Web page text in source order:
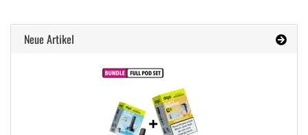
Neue Artikel